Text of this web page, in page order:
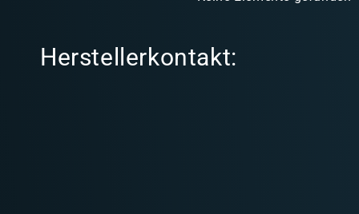
Herstellerkontakt: